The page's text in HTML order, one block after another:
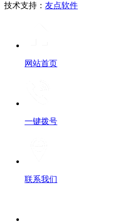
技术支持： 友点软件
网站首页
一键拨号
联系我们